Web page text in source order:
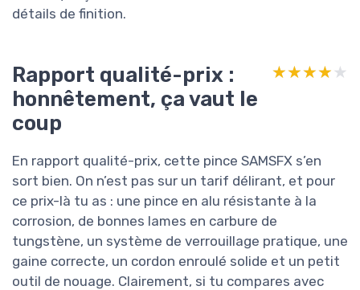
détails de finition.
Rapport qualité-prix :
honnêtement, ça vaut le
coup
★★★★★
★★★★★
En rapport qualité-prix, cette pince SAMSFX s’en
sort bien. On n’est pas sur un tarif délirant, et pour
ce prix-là tu as : une pince en alu résistante à la
corrosion, de bonnes lames en carbure de
tungstène, un système de verrouillage pratique, une
gaine correcte, un cordon enroulé solide et un petit
outil de nouage. Clairement, si tu compares avec